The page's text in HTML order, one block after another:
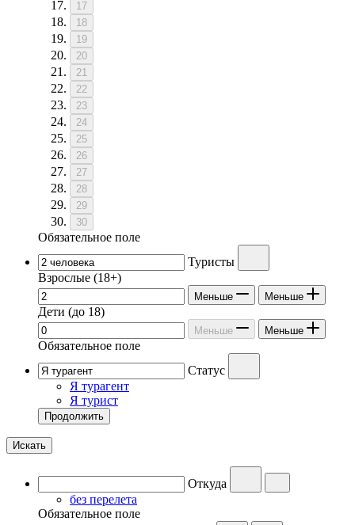
17
18
19
20
21
22
23
24
25
26
27
28
29
30
Обязательное поле
Туристы
Взрослые (18+)
Меньше Меньше
Дети (до 18)
Меньше Меньше
Обязательное поле
Статус
Я турагент
Я турист
Продолжить
Искать
Откуда
без перелета
Обязательное поле